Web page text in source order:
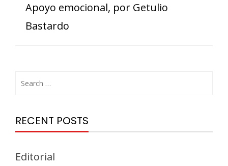
Apoyo emocional, por Getulio
Bastardo
RECENT POSTS
Editorial